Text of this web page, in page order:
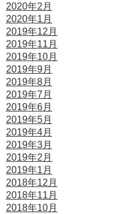
2020年2月
2020年1月
2019年12月
2019年11月
2019年10月
2019年9月
2019年8月
2019年7月
2019年6月
2019年5月
2019年4月
2019年3月
2019年2月
2019年1月
2018年12月
2018年11月
2018年10月